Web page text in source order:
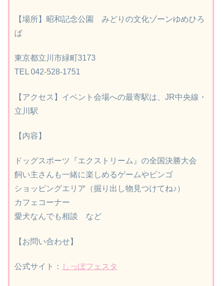
【場所】昭和記念公園 みどりの文化ゾーンゆめひろ
ば
東京都立川市緑町3173
TEL 042-528-1751
【アクセス】イベント会場への最寄駅は、JR中央線・
立川駅
【内容】
ドッグスポーツ『エクストリーム』の全国決勝大会
飼い主さんも一緒に楽しめるゲームやビンゴ
ショッピングエリア（掘り出し物見つけてね♪）
カフェコーナー
愛犬なんでも相談 など
【お問い合わせ】
公式サイト： しっぽフェスタ